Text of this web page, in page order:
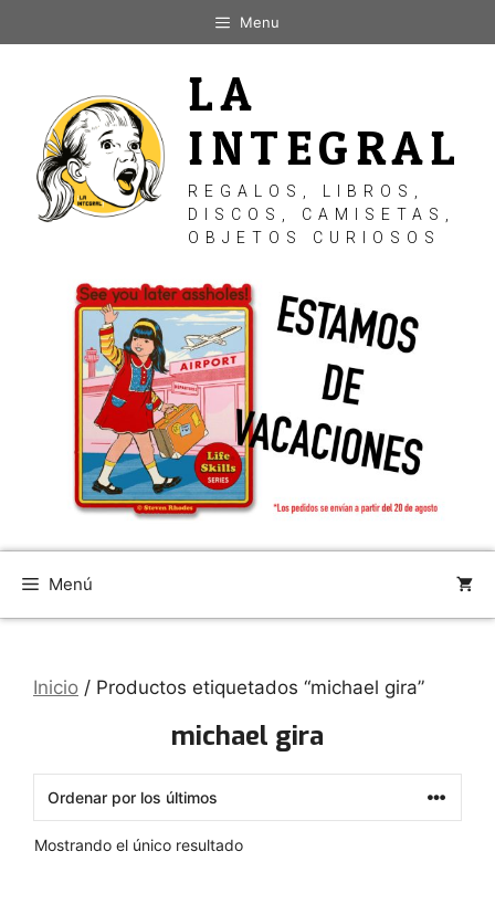
al
Menu
LA
INTEGRAL
REGALOS, LIBROS,
DISCOS, CAMISETAS,
OBJETOS CURIOSOS
Menú
Inicio / Productos etiquetados “michael gira”
michael gira
Mostrando el único resultado